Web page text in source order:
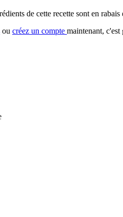
de cette recette sont en
ou créez un compte maintenant, c'est